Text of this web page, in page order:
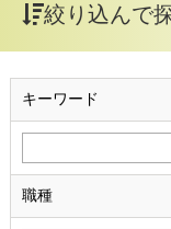
絞り込んで
キーワード
職種